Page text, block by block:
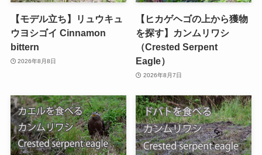
【モデル立ち】リュウキュ
ウヨシゴイ Cinnamon
bittern
2026年8月8日
【ヒカゲヘゴの上から獲物
を探す】カンムリワシ
（Crested Serpent
Eagle）
2026年8月7日